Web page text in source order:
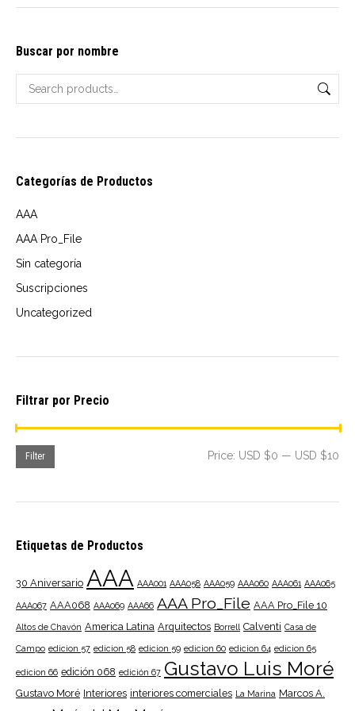
options
chosen
Buscar por nombre
Categorías de Productos
AAA
AAA Pro_File
Sin categoría
Suscripciones
Uncategorized
Filtrar por Precio
Filter Price: USD $0 — USD $10
Etiquetas de Productos
30 Aniversario AAA AAA001 AAA058 AAA059 AAA060 AAA061 AAA065
AAA067 AAA068 AAA069 AAA66 AAA Pro_File AAA Pro_File 10
Altos de Chavón America Latina Arquitectos Borrell Calventi Casa de
Campo edicion 57 edicion 58 edicion 59 edicion 60 edicion 64 edicion 65
edicion 66 edición 068 edición 67 Gustavo Luis Moré
Gustavo Moré Interiores interiores comerciales La Marina Marcos A.